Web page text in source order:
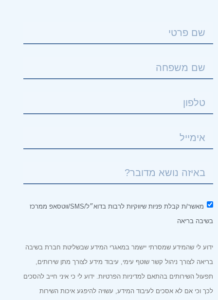
מאשר/ת קבלת פניות שיווקיות לרבות בדוא״ל/SMS/ווטסאפ ממרכז
בריאה
לי שהמידע שמסרתי יישמר במאגרי המידע שבשליטת חברת בשיבה
לצורך ניהול קשר שוטף עימי, עיבוד מידע לצורך מתן שירותים,
השירותים בהתאם למדיניות הפרטיות. ידוע לי כי איני חייב להסכים
וכי אם לא אסכים לעיבוד המידע, עשויה להיפגע איכות השירות